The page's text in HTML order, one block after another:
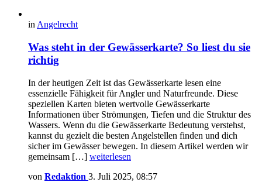
in Angelrecht
Was steht in der Gewässerkarte? So liest du sie
richtig
In der heutigen Zeit ist das Gewässerkarte lesen eine
essenzielle Fähigkeit für Angler und Naturfreunde. Diese
speziellen Karten bieten wertvolle Gewässerkarte
Informationen über Strömungen, Tiefen und die Struktur des
Wassers. Wenn du die Gewässerkarte Bedeutung verstehst,
kannst du gezielt die besten Angelstellen finden und dich
sicher im Gewässer bewegen. In diesem Artikel werden wir
gemeinsam […] weiterlesen
von Redaktion 3. Juli 2025, 08:57